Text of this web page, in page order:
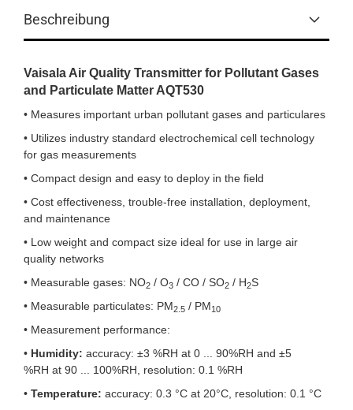
Beschreibung
Vaisala Air Quality Transmitter for Pollutant Gases
and Particulate Matter AQT530
• Measures important urban pollutant gases and particulares
• Utilizes industry standard electrochemical cell technology
for gas measurements
• Compact design and easy to deploy in the field
• Cost effectiveness, trouble-free installation, deployment,
and maintenance
• Low weight and compact size ideal for use in large air
quality networks
• Measurable gases: NO2 / O3 / CO / SO2 / H2S
• Measurable particulates: PM2.5 / PM10
• Measurement performance:
• Humidity: accuracy: ±3 %RH at 0 ... 90%RH and ±5
%RH at 90 ... 100%RH, resolution: 0.1 %RH
• Temperature: accuracy: 0.3 °C at 20°C, resolution: 0.1 °C